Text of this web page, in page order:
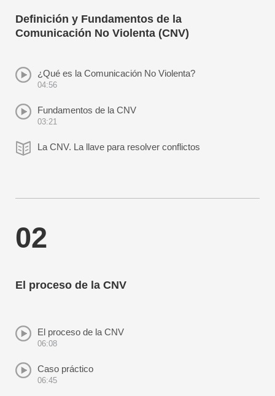
Definición y Fundamentos de la
Comunicación No Violenta (CNV)
¿Qué es la Comunicación No Violenta?
04:56
Fundamentos de la CNV
03:21
La CNV. La llave para resolver conflictos
02
El proceso de la CNV
El proceso de la CNV
06:08
Caso práctico
06:45